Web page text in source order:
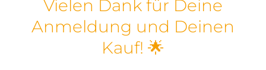
Vielen Dank für Deine
Anmeldung und Deinen
Kauf! 🌟